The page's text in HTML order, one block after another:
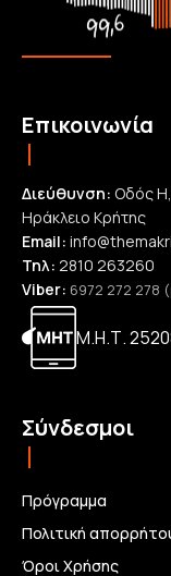
Επικοινωνία
Διεύθυνση: Οδός Η,
Ηράκλειο Κρήτης
Email:
Τηλ: 2810 263260
Viber: 6972 272 278
Μ.Η.Τ.
Σύνδεσμοι
Πρόγραμμα
Πολιτική
Όροι Χρήσης